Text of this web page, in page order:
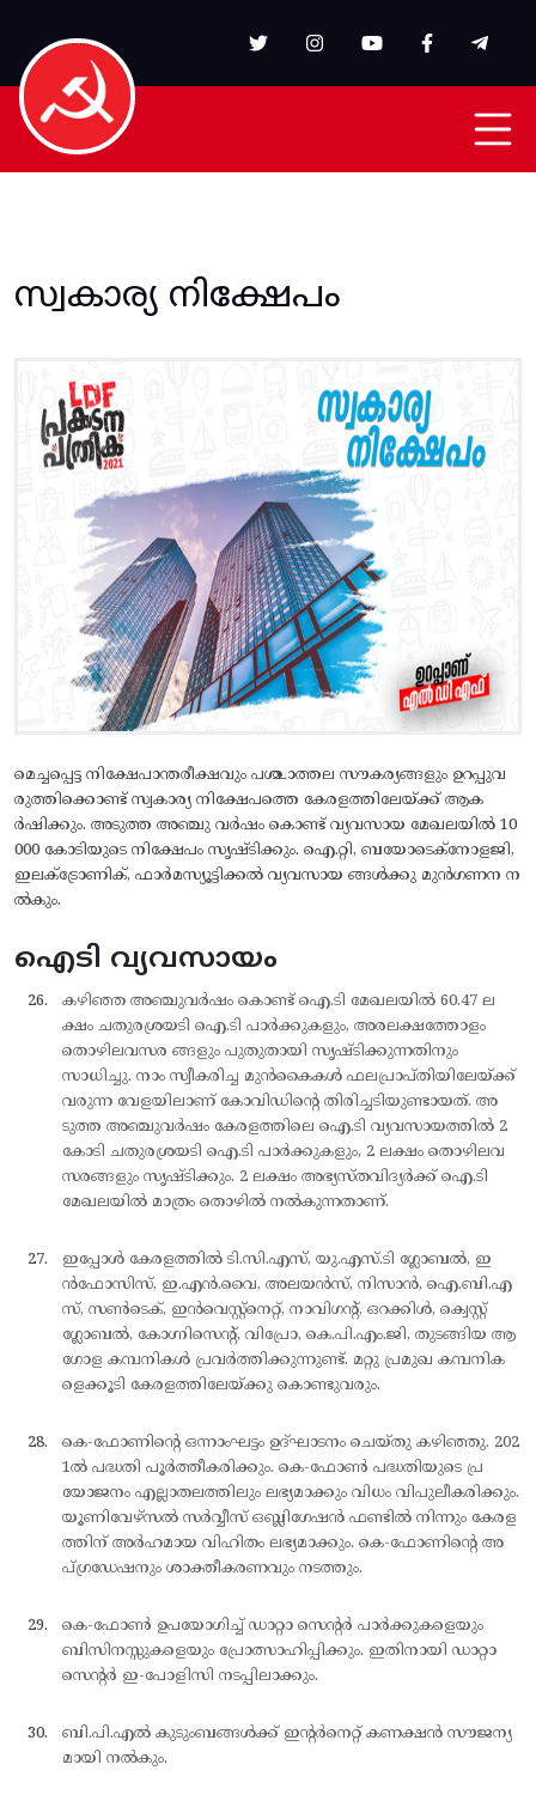
സ്വകാര്യ നിക്ഷേപം
മെച്ചപ്പെട്ട നിക്ഷേപാന്തരീക്ഷവും പശ്ചാത്തല സൗകര്യങ്ങളും ഉറപ്പുവ
രുത്തിക്കൊണ്ട് സ്വകാര്യ നിക്ഷേപത്തെ കേരളത്തിലേയ്ക്ക് ആക
ര്‍ഷിക്കും. അടുത്ത അഞ്ചു വര്‍ഷം കൊണ്ട് വ്യവസായ മേഖലയില്‍ 10
000 കോടിയുടെ നിക്ഷേപം സൃഷ്ടിക്കും. ഐ.റ്റി, ബയോടെക്നോളജി,
ഇലക്ട്രോണിക്, ഫാര്‍മസ്യൂട്ടിക്കല്‍ വ്യവസായ ങ്ങള്‍ക്കു മുന്‍ഗണന ന
ല്‍കും.
ഐടി വ്യവസായം
കഴിഞ്ഞ അഞ്ചുവര്‍ഷം കൊണ്ട് ഐ.ടി മേഖലയില്‍ 60.47 ല
ക്ഷം ചതുരശ്രയടി ഐ.ടി പാര്‍ക്കുകളും, അരലക്ഷത്തോളം
തൊഴിലവസര ങ്ങളും പുതുതായി സൃഷ്ടിക്കുന്നതിനും
സാധിച്ചു. നാം സ്വീകരിച്ച മുന്‍കൈകള്‍ ഫലപ്രാപ്തിയിലേയ്ക്ക്
വരുന്ന വേളയിലാണ് കോവിഡിന്റെ തിരിച്ചടിയുണ്ടായത്. അ
ടുത്ത അഞ്ചുവര്‍ഷം കേരളത്തിലെ ഐ.ടി വ്യവസായത്തില്‍ 2
കോടി ചതുരശ്രയടി ഐ.ടി പാര്‍ക്കുകളും, 2 ലക്ഷം തൊഴിലവ
സരങ്ങളും സൃഷ്ടിക്കും. 2 ലക്ഷം അഭ്യസ്തവിദ്യര്‍ക്ക് ഐ.ടി
മേഖലയില്‍ മാത്രം തൊഴില്‍ നല്‍കുന്നതാണ്.
ഇപ്പോള്‍ കേരളത്തില്‍ ടി.സി.എസ്, യു.എസ്.ടി ഗ്ലോബല്‍, ഇ
ന്‍ഫോസിസ്, ഇ.എന്‍.വൈ, അലയന്‍സ്, നിസാന്‍, ഐ.ബി.എ
സ്, സണ്‍ടെക്, ഇന്‍വെസ്റ്റ്നെറ്റ്, നാവിഗന്റ്, ഒറക്കിള്‍, ക്വെസ്റ്റ്
ഗ്ലോബല്‍, കോഗ്നിസെന്റ്, വിപ്രോ, കെ.പി.എം.ജി, തുടങ്ങിയ ആ
ഗോള കമ്പനികള്‍ പ്രവര്‍ത്തിക്കുന്നുണ്ട്. മറ്റു പ്രമുഖ കമ്പനിക
ളെക്കൂടി കേരളത്തിലേയ്ക്കു കൊണ്ടുവരും.
കെ-ഫോണിന്റെ ഒന്നാംഘട്ടം ഉദ്ഘാടനം ചെയ്തു കഴിഞ്ഞു. 202
1ല്‍ പദ്ധതി പൂര്‍ത്തീകരിക്കും. കെ-ഫോണ്‍ പദ്ധതിയുടെ പ്ര
യോജനം എല്ലാതലത്തിലും ലഭ്യമാക്കും വിധം വിപുലീകരിക്കും.
യൂണിവേഴ്സല്‍ സര്‍വ്വീസ് ഒബ്ലിഗേഷന്‍ ഫണ്ടില്‍ നിന്നും കേരള
ത്തിന് അര്‍ഹമായ വിഹിതം ലഭ്യമാക്കും. കെ-ഫോണിന്റെ അ
പ്ഗ്രഡേഷനും ശാക്തീകരണവും നടത്തും.
കെ-ഫോണ്‍ ഉപയോഗിച്ച് ഡാറ്റാ സെന്റര്‍ പാര്‍ക്കുകളെയും
ബിസിനസ്സുകളെയും പ്രോത്സാഹിപ്പിക്കും. ഇതിനായി ഡാറ്റാ
സെന്റര്‍ ഇ-പോളിസി നടപ്പിലാക്കും.
ബി.പി.എല്‍ കുടുംബങ്ങള്‍ക്ക് ഇന്റര്‍നെറ്റ് കണക്ഷന്‍ സൗജന്യ
മായി നല്‍കും.